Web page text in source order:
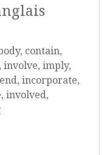
contain,
involve, imply,
incorporate,
involved,